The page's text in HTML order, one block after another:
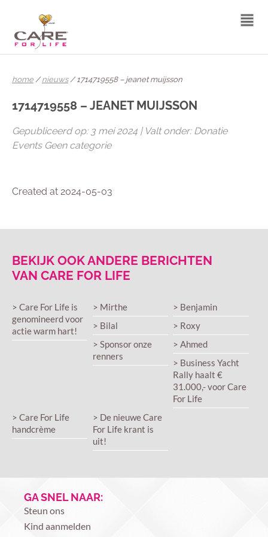
home /nieuws/ 1714719558 – jeanet muijsson
1714719558 – JEANET MUIJSSON
Gepubliceerd op: 3 mei 2024 | Valt onder: Donatie
Events Geen categorie
Created at 2024-05-03
BEKIJK OOK ANDERE BERICHTEN
VAN CARE FOR LIFE
> Care For Life is
genomineerd voor
actie warm hart!
> Mirthe
> Benjamin
> Bilal
> Roxy
> Sponsor onze
renners
> Ahmed
> Business Yacht
Rally haalt €
31.000,- voor Care
For Life
> Care For Life
handcrème
> De nieuwe Care
For Life krant is
uit!
GA SNEL NAAR:
Steun ons
Kind aanmelden